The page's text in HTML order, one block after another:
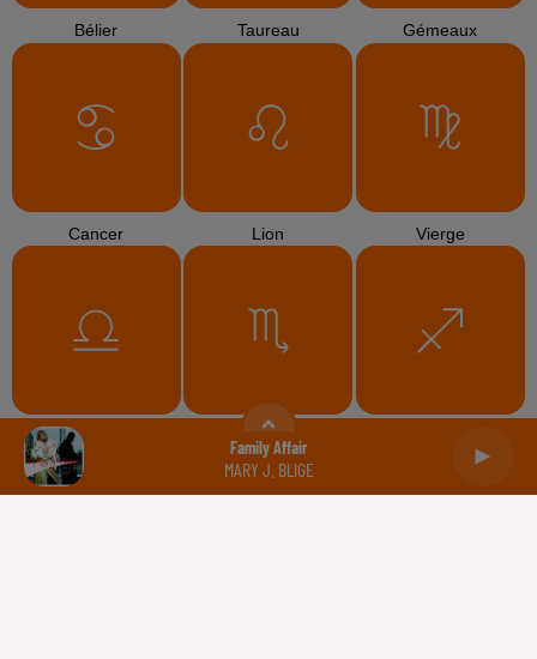
Family Affair
MARY J. BLIGE
Bélier Taureau Gémeaux
Cancer Lion Vierge
Balance Scorpion